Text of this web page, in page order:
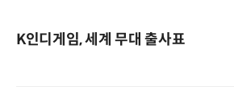
K인디게임, 세계 무대 출사표